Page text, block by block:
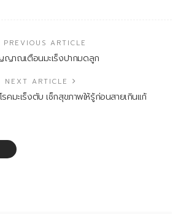
PREVIOUS ARTICLE
าณเตือนมะเร็งปากมดลูก
NEXT ARTICLE
มะเร็งตับ เช็กสุขภาพให้รู้ก่อนสายเกินแก้